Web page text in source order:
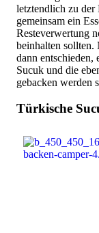
letztendlich zu der
gemeinsam ein
Resteverwertung
beinhalten sollten.
dann
Sucuk und die
gebacken werden
Türkische